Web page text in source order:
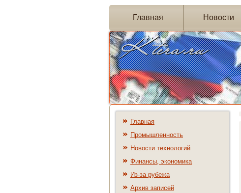
Главная Новости
Главная
Промышленность
Новости технологий
Финансы, экономика
Из-за рубежа
Архив записей